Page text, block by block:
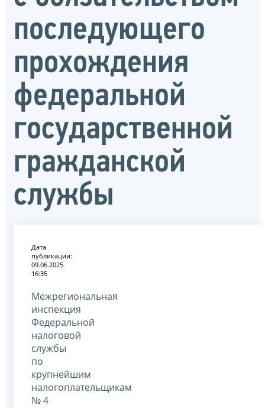
последующего
прохождения
федеральной
государственной
гражданской
службы
Дата
публикации:
09.06.2025
16:35
Межрегиональная
инспекция
Федеральной
налоговой
службы
по
крупнейшим
налогоплательщикам
№ 4